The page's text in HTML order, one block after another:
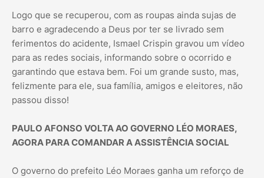
Logo que se recuperou, com as roupas ainda sujas de
barro e agradecendo a Deus por ter se livrado sem
ferimentos do acidente, Ismael Crispin gravou um vídeo
para as redes sociais, informando sobre o ocorrido e
garantindo que estava bem. Foi um grande susto, mas,
felizmente para ele, sua família, amigos e eleitores, não
passou disso!
PAULO AFONSO VOLTA AO GOVERNO LÉO MORAES,
AGORA PARA COMANDAR A ASSISTÊNCIA SOCIAL
O governo do prefeito Léo Moraes ganha um reforço de